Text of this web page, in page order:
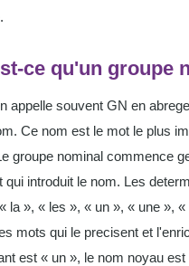
ce qu'un groupe
appelle souvent GN en
Ce nom est le mot le plus
groupe nominal commence
qui introduit le nom. Les
la », « les », « un », « une »,
mots qui le precisent et
est « un », le nom noyau